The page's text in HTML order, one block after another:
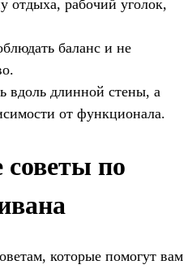
отдыха, рабочий уголок,
баланс и не
длинной стены, а
от функционала.
по
которые помогут вам